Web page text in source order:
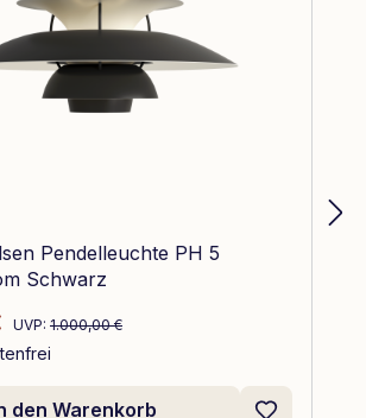
Pendelleuchte PH 5
Schwarz
Regulärer Preis:
UVP: 1.000,00 €
den Warenkorb